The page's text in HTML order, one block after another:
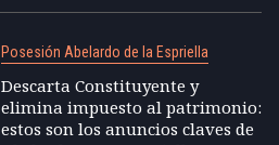
Posesión Abelardo de la Espriella
Descarta Constituyente y
elimina impuesto al patrimonio:
estos son los anuncios claves de